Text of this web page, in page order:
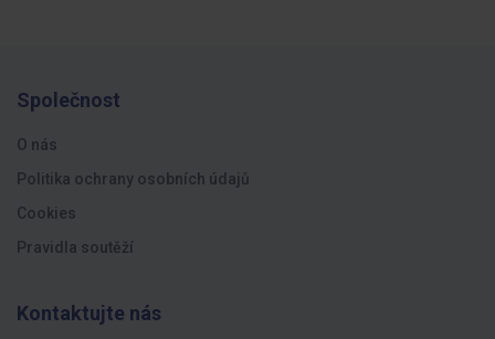
Společnost
O nás
Politika ochrany osobních údajů
Cookies
Pravidla soutěží
Kontaktujte nás